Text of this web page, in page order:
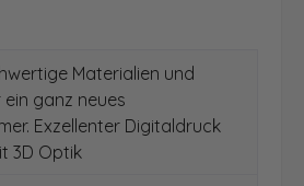
Materialien und
ganz neues
Exzellenter Digitaldruck
3D Optik